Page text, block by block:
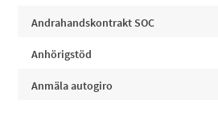
Andrahandskontrakt SOC
Anhörigstöd
Anmäla autogiro